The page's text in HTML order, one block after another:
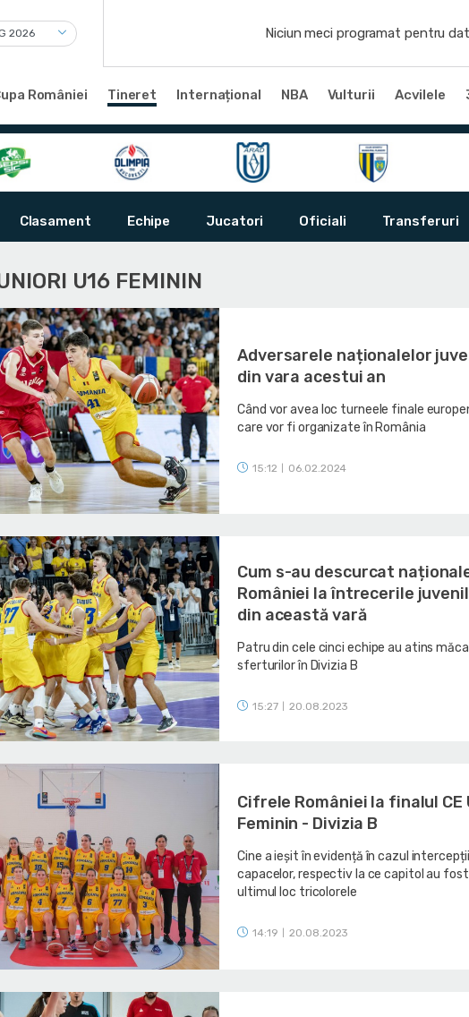
Niciun meci programat pentru
României Tineret Internațional NBA Vulturii Acvilele
Clasament Echipe Jucatori Oficiali Transferuri
U16 FEMININ
Adversarele naționalelor
din vara acestui an
Când vor avea loc turneele finale
care vor fi organizate în România
15:12 06.02.2024
Cum s-au descurcat
României la întrecerile
din această vară
Patru din cele cinci echipe au atins
sferturilor în Divizia B
15:27 20.08.2023
Cifrele României la finalul CE
Feminin - Divizia B
Cine a ieșit în evidență în cazul
capacelor, respectiv la ce capitol au
ultimul loc tricolorele
14:19 20.08.2023